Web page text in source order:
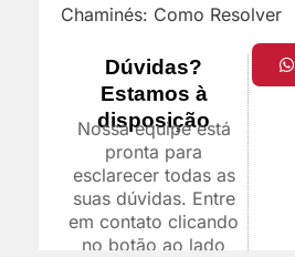
Chaminés: Como Resolver
Dúvidas?
Estamos à
disposição
Nossa equipe está
pronta para
esclarecer todas as
suas dúvidas. Entre
em contato clicando
no botão ao lado